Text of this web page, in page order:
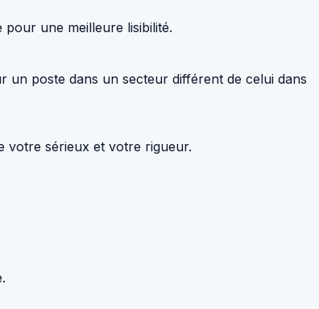
une meilleure lisibilité.
un poste dans un secteur différent de celui dans
votre sérieux et votre rigueur.